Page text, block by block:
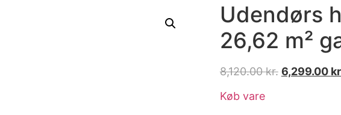
Udendørs
26,62 m²
8,120.00kr. 6,299.00
Køb vare